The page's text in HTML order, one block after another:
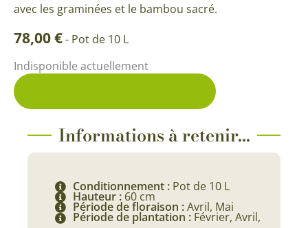
avec les graminées et le bambou sacré.
78,00€- Pot de 10 L
Indisponible actuellement
Informations à retenir...
Conditionnement : Pot de 10 L
Hauteur : 60 cm
Période de floraison :Avril, Mai
Période de plantation : Février, Avril,